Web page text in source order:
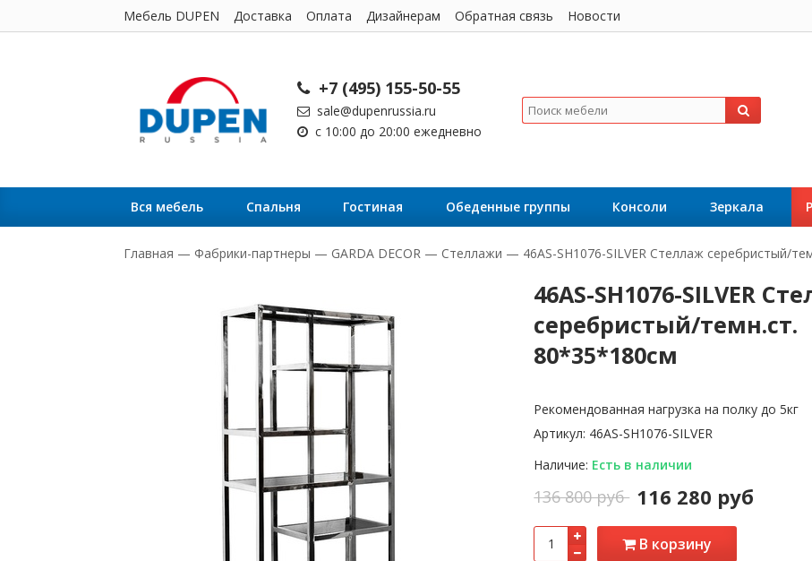
Мебель DUPEN Доставка Оплата Дизайнерам Обратная связь Новости
+7 (495) 155-50-55
sale@dupenrussia.ru
с 10:00 до 20:00 ежедневно
Вся мебель Cпальня Гостиная Обеденные группы Консоли Зеркала
Главная — Фабрики-партнеры — GARDA DECOR — Стеллажи — 46AS-SH1076-SILVER Стеллаж серебристый/
46AS-SH1076-SILVER
серебристый/темн.ст.
80*35*180см
Рекомендованная нагрузка на полку до 5кг
Артикул: 46AS-SH1076-SILVER
Наличие: Есть в наличии
136 800 руб 116 280 руб
В корзину